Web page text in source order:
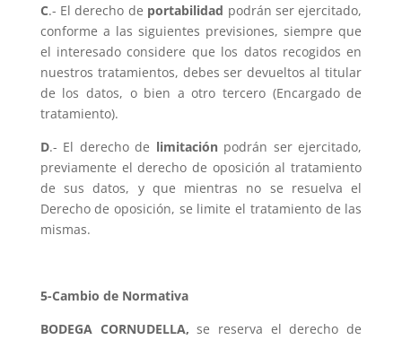
C.- El derecho de portabilidad podrán ser ejercitado,
conforme a las siguientes previsiones, siempre que
el interesado considere que los datos recogidos en
nuestros tratamientos, debes ser devueltos al titular
de los datos, o bien a otro tercero (Encargado de
tratamiento).
D.- El derecho de limitaciónpodrán ser ejercitado,
previamente el derecho de oposición al tratamiento
de sus datos, y que mientras no se resuelva el
Derecho de oposición, se limite el tratamiento de las
mismas.
5-Cambio de Normativa
BODEGA CORNUDELLA,se reserva el derecho de